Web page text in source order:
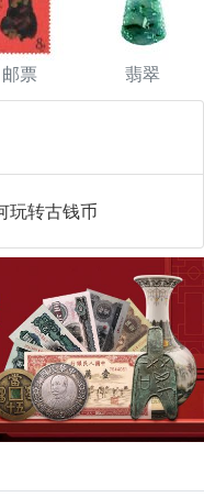
邮票 翡翠
玩转古钱币